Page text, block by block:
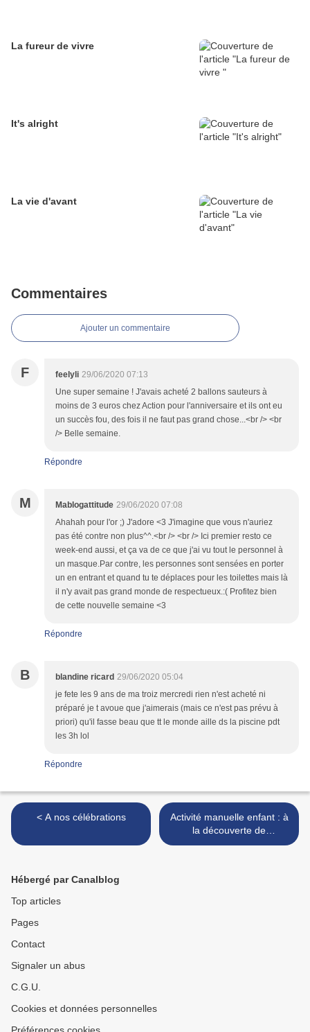
La fureur de vivre
It's alright
La vie d'avant
Commentaires
Ajouter un commentaire
F feelyli 29/06/2020 07:13
Une super semaine ! J'avais acheté 2 ballons sauteurs à
moins de 3 euros chez Action pour l'anniversaire et ils ont eu
un succès fou, des fois il ne faut pas grand chose...<br /> <br
/> Belle semaine.
Répondre
M Mablogattitude 29/06/2020 07:08
Ahahah pour l'or ;) J'adore <3 J'imagine que vous n'auriez
pas été contre non plus^^.<br /> <br /> Ici premier resto ce
week-end aussi, et ça va de ce que j'ai vu tout le personnel à
un masque.Par contre, les personnes sont sensées en porter
un en entrant et quand tu te déplaces pour les toilettes mais là
il n'y avait pas grand monde de respectueux.:( Profitez bien
de cette nouvelle semaine <3
Répondre
B blandine ricard 29/06/2020 05:04
je fete les 9 ans de ma troiz mercredi rien n'est acheté ni
préparé je t avoue que j'aimerais (mais ce n'est pas prévu à
priori) qu'il fasse beau que tt le monde aille ds la piscine pdt
les 3h lol
Répondre
< A nos célébrations
Activité manuelle enfant : à
la découverte de
Pandacraft >
Hébergé par Canalblog
Top articles
Pages
Contact
Signaler un abus
C.G.U.
Cookies et données personnelles